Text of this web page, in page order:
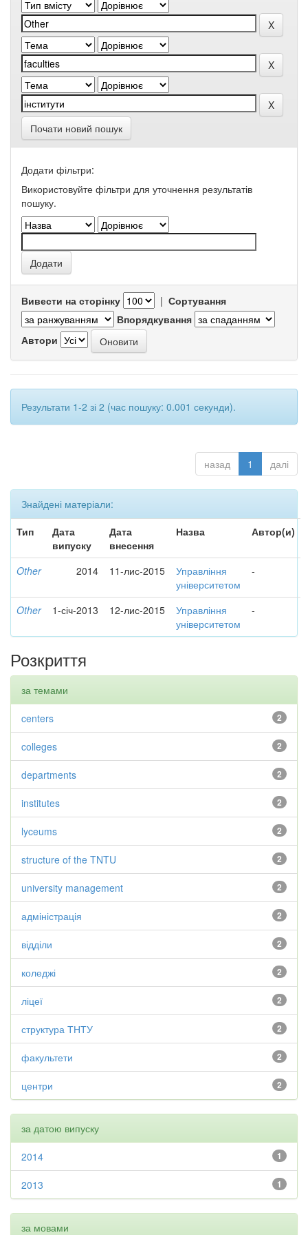
Почати новий пошук
Додати фільтри:
Використовуйте фільтри для уточнення результатів
пошуку.
Вивести на сторінку | Сортування
Впорядкування
Автори
Результати 1-2 зі 2 (час пошуку: 0.001 секунди).
назад 1 далі
Знайдені матеріали:
Тип
Дата
випуску
Дата
внесення
Назва Автор(и)
Other 2014 11-лис-2015
Управління
університетом
-
Other 1-січ-2013 12-лис-2015
Управління
університетом
-
Розкриття
за темами
2
centers
2
colleges
2
departments
2
institutes
2
lyceums
2
structure of the TNTU
2
university management
2
адміністрація
2
відділи
2
коледжі
2
ліцеї
2
структура ТНТУ
2
факультети
2
центри
за датою випуску
1
2014
1
2013
за мовами